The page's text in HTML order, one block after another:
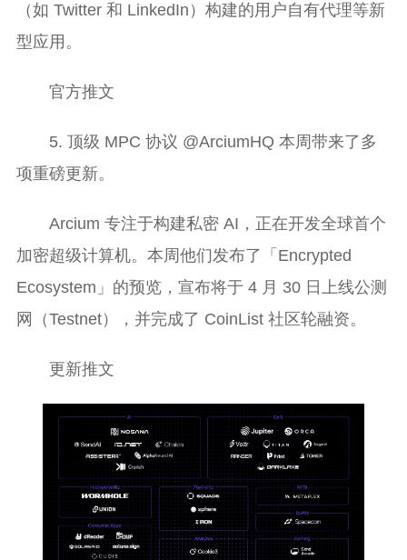
（如 Twitter 和 LinkedIn）构建的用户自有代理等新
型应用。
官方推文
5. 顶级 MPC 协议 @ArciumHQ 本周带来了多
项重磅更新。
Arcium 专注于构建私密 AI，正在开发全球首个
加密超级计算机。本周他们发布了「Encrypted
Ecosystem」的预览，宣布将于 4 月 30 日上线公测
网（Testnet），并完成了 CoinList 社区轮融资。
更新推文